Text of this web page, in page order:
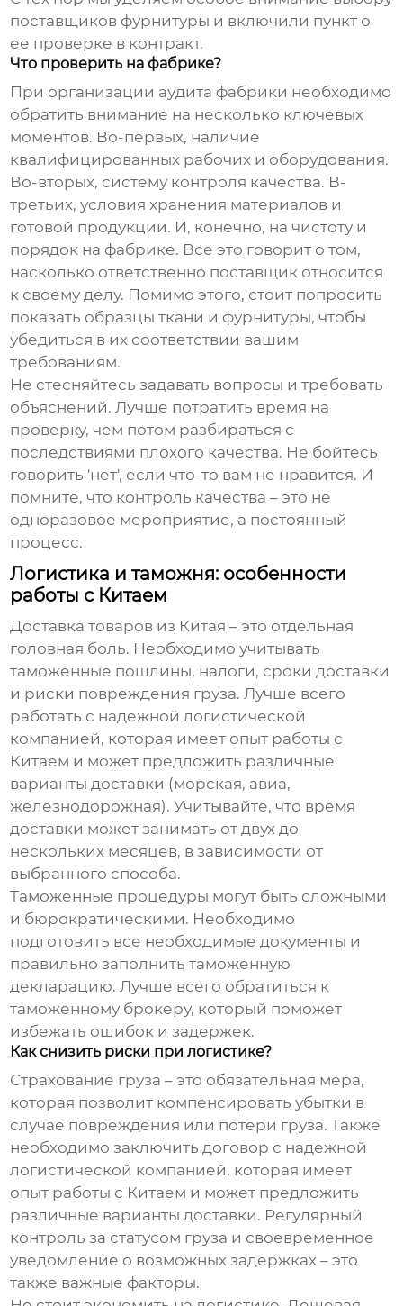
поставщиков фурнитуры и включили пункт о
ее проверке в контракт.
Что проверить на фабрике?
При организации аудита фабрики необходимо
обратить внимание на несколько ключевых
моментов. Во-первых, наличие
квалифицированных рабочих и оборудования.
Во-вторых, систему контроля качества. В-
третьих, условия хранения материалов и
готовой продукции. И, конечно, на чистоту и
порядок на фабрике. Все это говорит о том,
насколько ответственно поставщик относится
к своему делу. Помимо этого, стоит попросить
показать образцы ткани и фурнитуры, чтобы
убедиться в их соответствии вашим
требованиям.
Не стесняйтесь задавать вопросы и требовать
объяснений. Лучше потратить время на
проверку, чем потом разбираться с
последствиями плохого качества. Не бойтесь
говорить 'нет', если что-то вам не нравится. И
помните, что контроль качества – это не
одноразовое мероприятие, а постоянный
процесс.
Логистика и таможня: особенности
работы с Китаем
Доставка товаров из Китая – это отдельная
головная боль. Необходимо учитывать
таможенные пошлины, налоги, сроки доставки
и риски повреждения груза. Лучше всего
работать с надежной логистической
компанией, которая имеет опыт работы с
Китаем и может предложить различные
варианты доставки (морская, авиа,
железнодорожная). Учитывайте, что время
доставки может занимать от двух до
нескольких месяцев, в зависимости от
выбранного способа.
Таможенные процедуры могут быть сложными
и бюрократическими. Необходимо
подготовить все необходимые документы и
правильно заполнить таможенную
декларацию. Лучше всего обратиться к
таможенному брокеру, который поможет
избежать ошибок и задержек.
Как снизить риски при логистике?
Страхование груза – это обязательная мера,
которая позволит компенсировать убытки в
случае повреждения или потери груза. Также
необходимо заключить договор с надежной
логистической компанией, которая имеет
опыт работы с Китаем и может предложить
различные варианты доставки. Регулярный
контроль за статусом груза и своевременное
уведомление о возможных задержках – это
также важные факторы.